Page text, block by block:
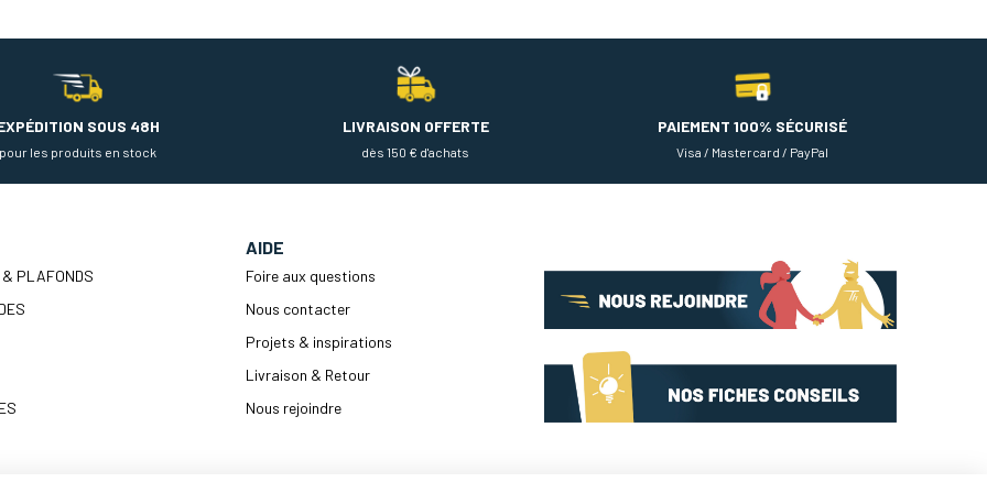
SOUS 48H
pour les produits en stock
LIVRAISON OFFERTE
dès 150 € d'achats
PAIEMENT 100% SÉCURISÉ
Visa / Mastercard / PayPal
& PLAFONDS
AIDE
Foire aux questions
Nous contacter
Projets & inspirations
Livraison & Retour
Nous rejoindre